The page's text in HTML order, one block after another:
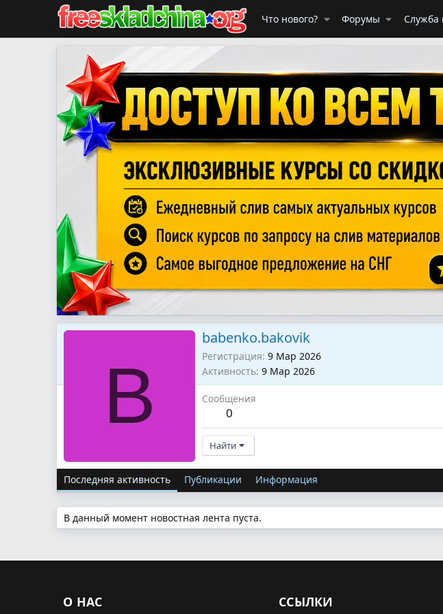
Что нового? Форумы Служба
B
babenko.bakovik
Регистрация 9 Мар 2026
Активность 9 Мар 2026
Сообщения
0
Найти
Последняя активность Публикации Информация
В данный момент новостная лента пуста.
О НАС ССЫЛКИ